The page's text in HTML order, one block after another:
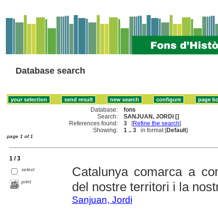
Database search
Database:
fons
Search:
SANJUAN, JORDI []
References found:
3 [Refine the search]
Showing:
1 .. 3 in format [Default]
page 1 of 1
1 / 3
select
print
Catalunya comarca a
del nostre territori i la
Sanjuan, Jordi